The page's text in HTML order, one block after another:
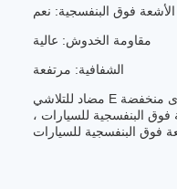
فوق البنفسجية: نعم
مقاومة الخدوش: عالية
الشفافية: مرتفعة
الكلمات الرئيسية: زجاج النافذة المقوى منخفضة E مضاد للتلاشي
فوق البنفسجية للسيارات ،
فوق البنفسجية للسيارات